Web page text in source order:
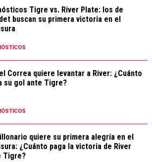
Tigre vs. River Plate: los de
buscan su primera victoria en el
Correa quiere levantar a River: ¿Cuánto
su gol ante Tigre?
quiere su primera alegría en el
¿Cuánto paga la victoria de River
Tigre?